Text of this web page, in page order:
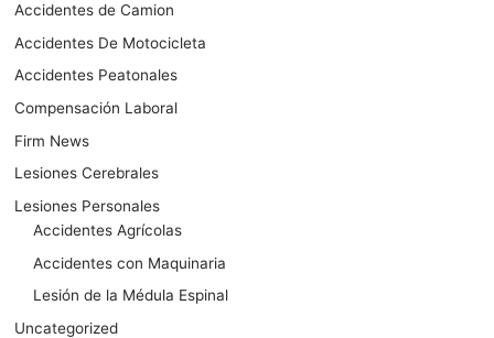
Accidentes de Camion
Accidentes De Motocicleta
Accidentes Peatonales
Compensación Laboral
Firm News
Lesiones Cerebrales
Lesiones Personales
Accidentes Agrícolas
Accidentes con Maquinaria
Lesión de la Médula Espinal
Uncategorized